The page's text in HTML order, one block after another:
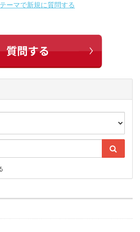
ーマで新規に質問する